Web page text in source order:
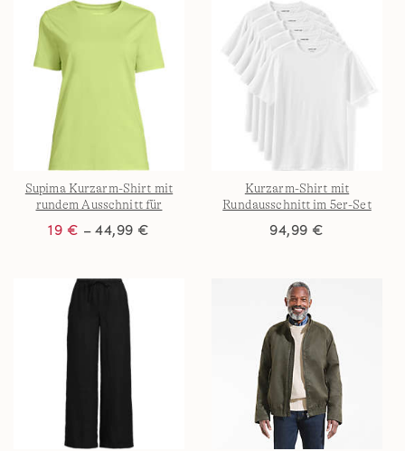
Supima Kurzarm-Shirt mit
rundem Ausschnitt für
19 € – 44,99 €
Kurzarm-Shirt mit
Rundausschnitt im 5er-Set
94,99 €